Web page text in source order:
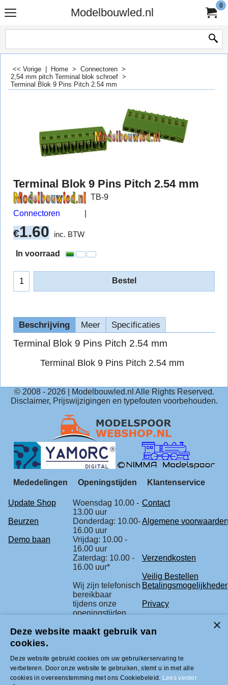
Modelbouwled.nl
0
<< Vorige Home > Connectoren >
2,54 mm pitch Terminal blok schroef >
Terminal Blok 9 Pins Pitch 2.54 mm
Terminal Blok 9 Pins Pitch 2.54 mm
Connectoren
TB-9
€1.60 inc. BTW
In voorraad
Bestel
Beschrijving Meer Specificaties
Terminal Blok 9 Pins Pitch 2.54 mm
Terminal Blok 9 Pins Pitch 2.54 mm
© 2008 - 2026| Modelbouwled.nl Alle Rights Reserved.
Disclaimer, Prijswijzigingen en typefouten voorbehouden.
Mededelingen Openingstijden Klantenservice
Update Shop
Woensdag 10.00 -
13.00 uur
Contact
Beurzen
Donderdag: 10.00-
16.00 uur
Algemene voorwaarden
Demo baan
Vrijdag: 10.00 -
16.00 uur
Zaterdag: 10.00 -
16.00 uur*
Verzendkosten
Veilig Bestellen
Wij zijn telefonisch
bereikbaar
tijdens onze
openingstijden.
Privacy
* check voor de
Klachtenregeling
agenda.
Deze website maakt gebruik van
cookies.
Deze website gebruikt cookies om uw gebruikerservaring te
verbeteren. Door onze website te gebruiken, stemt u in met alle
cookies in overeenstemming met ons Cookiebeleid. Lees verder